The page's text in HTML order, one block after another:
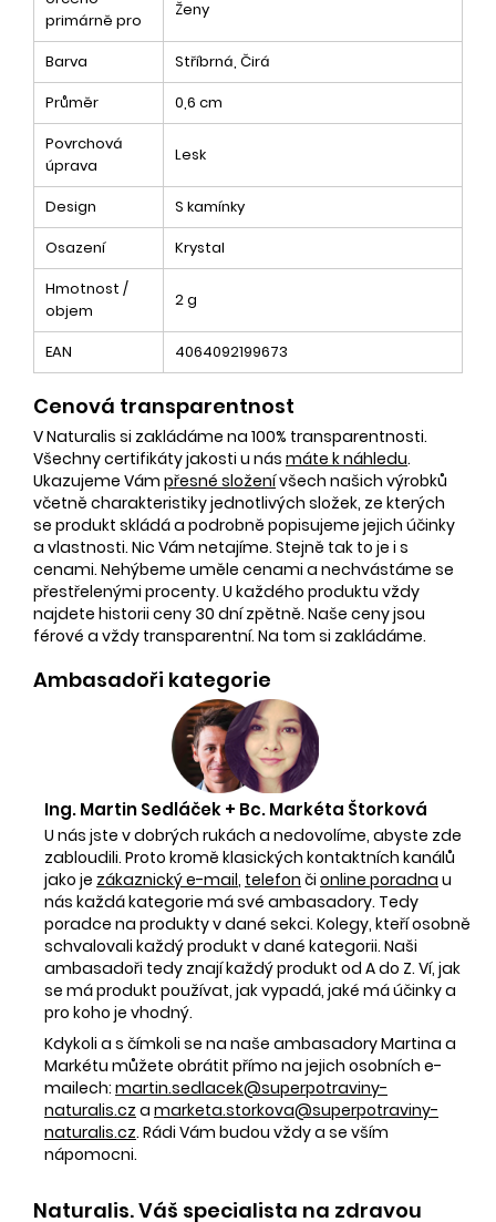
primárně pro
Ženy
Barva
Stříbrná, Čirá
Průměr
0,6 cm
Povrchová
úprava
Lesk
Design
S kamínky
Osazení
Krystal
Hmotnost /
objem
2 g
EAN 4064092199673
Cenová transparentnost
V Naturalis si zakládáme na 100% transparentnosti.
Všechny certifikáty jakosti u nás máte k náhledu.
Ukazujeme Vám přesné složenívšech našich výrobků
včetně charakteristiky jednotlivých složek, ze kterých
se produkt skládá a podrobně popisujeme jejich účinky
a vlastnosti. Nic Vám netajíme. Stejně tak to je i s
cenami. Nehýbeme uměle cenami a nechvástáme se
přestřelenými procenty. U každého produktu vždy
najdete historii ceny 30 dní zpětně. Naše ceny jsou
férové a vždy transparentní. Na tom si zakládáme.
Ambasadoři kategorie
Ing. Martin Sedláček + Bc. Markéta Štorková
U nás jste v dobrých rukách a nedovolíme, abyste zde
zabloudili. Proto kromě klasických kontaktních kanálů
jako je zákaznický e-mail, telefon či online poradna u
nás každá kategorie má své ambasadory. Tedy
poradce na produkty v dané sekci. Kolegy, kteří osobně
schvalovali každý produkt v dané kategorii. Naši
ambasadoři tedy znají každý produkt od A do Z. Ví, jak
se má produkt používat, jak vypadá, jaké má účinky a
pro koho je vhodný.
Kdykoli a s čímkoli se na naše ambasadory Martina a
Markétu můžete obrátit přímo na jejich osobních e-
mailech: martin.sedlacek@superpotraviny-
naturalis.cz a marketa.storkova@superpotraviny-
naturalis.cz. Rádi Vám budou vždy a se vším
nápomocni.
Naturalis. Váš specialista na zdravou